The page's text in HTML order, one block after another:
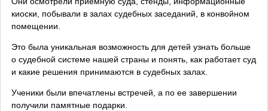
киоски, побывали в залах судебных заседаний, в конвойном
помещении.
Это была уникальная возможность для детей узнать больше
о судебной системе нашей страны и понять, как работает суд
и какие решения принимаются в судебных залах.
Ученики были впечатлены встречей, а по ее завершении
получили памятные подарки.